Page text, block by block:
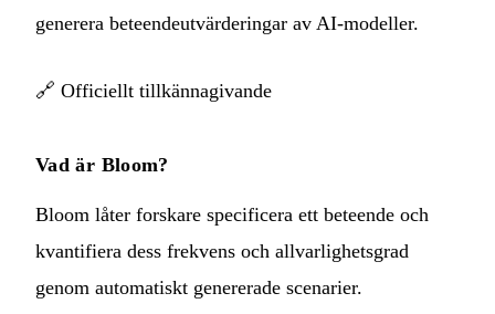
generera beteendeutvärderingar av AI-modeller.
🔗 Officiellt tillkännagivande
Vad är Bloom?
Bloom låter forskare specificera ett beteende och
kvantifiera dess frekvens och allvarlighetsgrad
genom automatiskt genererade scenarier.